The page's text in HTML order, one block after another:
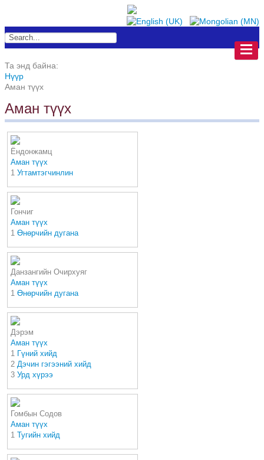
Та энд байна:
Нүүр
Аман түүх
Аман түүх
Ёндонжамц
Аман түүх
1 Угтамтэгчинлин
Гончиг
Аман түүх
1 Өнөрчийн дугана
Данзангийн Очирхуяг
Аман түүх
1 Өнөрчийн дугана
Дэрэм
Аман түүх
1 Гүний хийд
2 Дэчин гэгээний хийд
3 Урд хүрээ
Гомбын Содов
Аман түүх
1 Тугийн хийд